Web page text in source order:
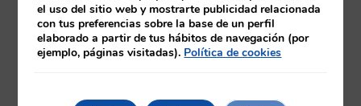
el uso del sitio web y mostrarte publicidad relacionada
con tus preferencias sobre la base de un perfil
elaborado a partir de tus hábitos de navegación (por
ejemplo, páginas visitadas). Política de cookies